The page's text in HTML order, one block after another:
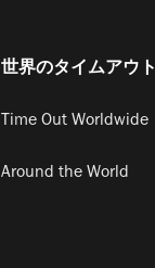
世界のタイムアウト
Time Out Worldwide
Around the World